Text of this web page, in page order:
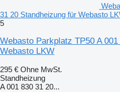
31 20 Standheizung für Webasto
5
Webasto Parkplatz TP50 A
Webasto LKW
295 € Ohne MwSt.
Standheizung
A 001 830 31 20...